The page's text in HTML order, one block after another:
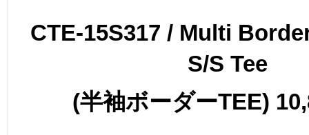
CTE-15S317 / Multi
S/S Tee
(半袖ボーダーTEE)